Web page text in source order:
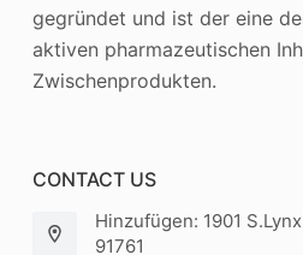
gegründet und ist der eine
aktiven pharmazeutischen
Zwischenprodukten.
CONTACT US
Hinzufügen: 1901
91761